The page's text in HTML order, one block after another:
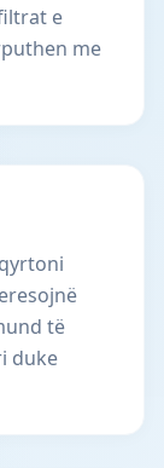
e
me
të
duke